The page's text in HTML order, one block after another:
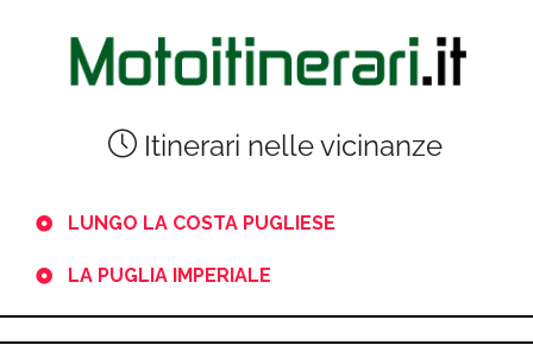
Itinerari nelle vicinanze
LUNGO LA COSTA PUGLIESE
LA PUGLIA IMPERIALE